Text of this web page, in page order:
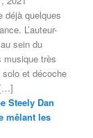
déjà quelques
L’auteur-
sein du
musique très
et décoche
Steely Dan
mêlant les